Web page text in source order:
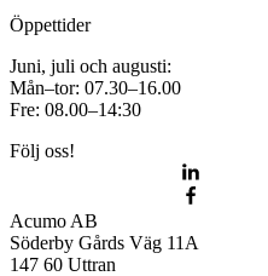
Öppettider
Juni, juli och augusti:
Mån–tor: 07.30–16.00
Fre: 08.00–14:30
Följ oss!
Acumo AB
Söderby Gårds Väg 11A
147 60 Uttran